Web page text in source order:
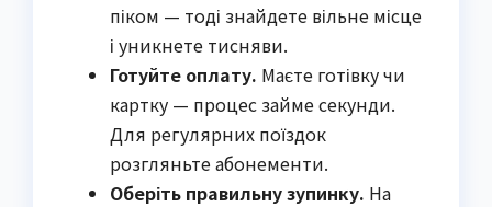
піком — тоді знайдете вільне місце
і уникнете тисняви.
Готуйте оплату. Маєте готівку чи
картку — процес займе секунди.
Для регулярних поїздок
розгляньте абонементи.
Оберіть правильну зупинку. На